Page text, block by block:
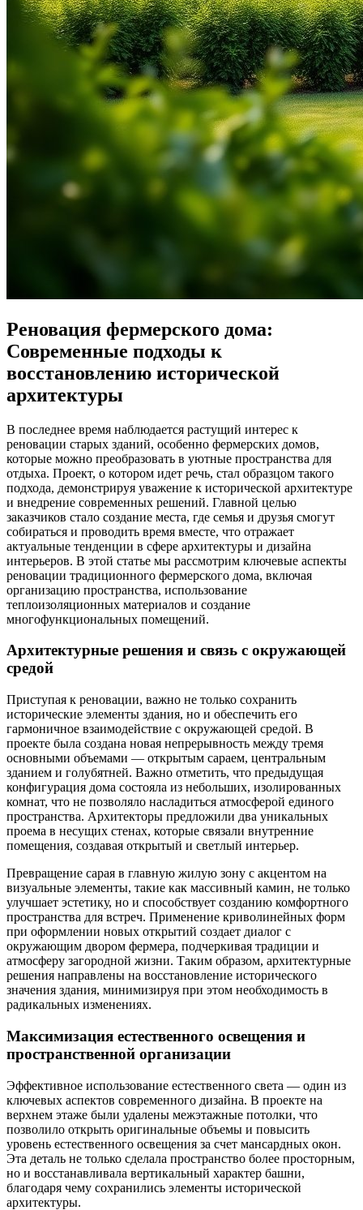
Реновация фермерского дома:
Современные подходы к
восстановлению исторической
архитектуры
В последнее время наблюдается растущий интерес к
реновации старых зданий, особенно фермерских домов,
которые можно преобразовать в уютные пространства для
отдыха. Проект, о котором идет речь, стал образцом такого
подхода, демонстрируя уважение к исторической архитектуре
и внедрение современных решений. Главной целью
заказчиков стало создание места, где семья и друзья смогут
собираться и проводить время вместе, что отражает
актуальные тенденции в сфере архитектуры и дизайна
интерьеров. В этой статье мы рассмотрим ключевые аспекты
реновации традиционного фермерского дома, включая
организацию пространства, использование
теплоизоляционных материалов и создание
многофункциональных помещений.
Архитектурные решения и связь с окружающей
средой
Приступая к реновации, важно не только сохранить
исторические элементы здания, но и обеспечить его
гармоничное взаимодействие с окружающей средой. В
проекте была создана новая непрерывность между тремя
основными объемами — открытым сараем, центральным
зданием и голубятней. Важно отметить, что предыдущая
конфигурация дома состояла из небольших, изолированных
комнат, что не позволяло насладиться атмосферой единого
пространства. Архитекторы предложили два уникальных
проема в несущих стенах, которые связали внутренние
помещения, создавая открытый и светлый интерьер.
Превращение сарая в главную жилую зону с акцентом на
визуальные элементы, такие как массивный камин, не только
улучшает эстетику, но и способствует созданию комфортного
пространства для встреч. Применение криволинейных форм
при оформлении новых открытий создает диалог с
окружающим двором фермера, подчеркивая традиции и
атмосферу загородной жизни. Таким образом, архитектурные
решения направлены на восстановление исторического
значения здания, минимизируя при этом необходимость в
радикальных изменениях.
Максимизация естественного освещения и
пространственной организации
Эффективное использование естественного света — один из
ключевых аспектов современного дизайна. В проекте на
верхнем этаже были удалены межэтажные потолки, что
позволило открыть оригинальные объемы и повысить
уровень естественного освещения за счет мансардных окон.
Эта деталь не только сделала пространство более просторным,
но и восстанавливала вертикальный характер башни,
благодаря чему сохранились элементы исторической
архитектуры.